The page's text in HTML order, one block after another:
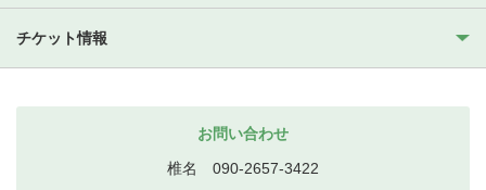
チケット情報
お問い合わせ
椎名 090-2657-3422